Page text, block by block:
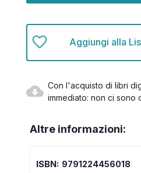
Aggiungi alla
Con l'acquisto di libri
immediato: non ci sono
Altre informazioni:
ISBN: 9791224456018